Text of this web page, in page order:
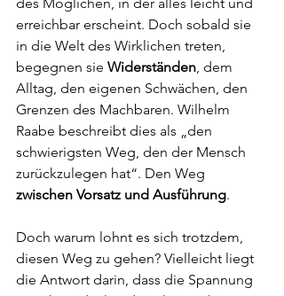
erreichbar erscheint. Doch sobald sie
in die Welt des Wirklichen treten,
begegnen sie Widerständen, dem
Alltag, den eigenen Schwächen, den
Grenzen des Machbaren. Wilhelm
Raabe beschreibt dies als „den
schwierigsten Weg, den der Mensch
zurückzulegen hat“. Den Weg
zwischen Vorsatz und Ausführung.
Doch warum lohnt es sich trotzdem,
diesen Weg zu gehen? Vielleicht liegt
die Antwort darin, dass die Spannung